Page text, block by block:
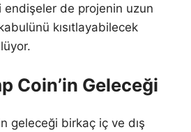
de projenin uzun
kısıtlayabilecek
Coin’in Geleceği
geleceği birkaç iç ve dış